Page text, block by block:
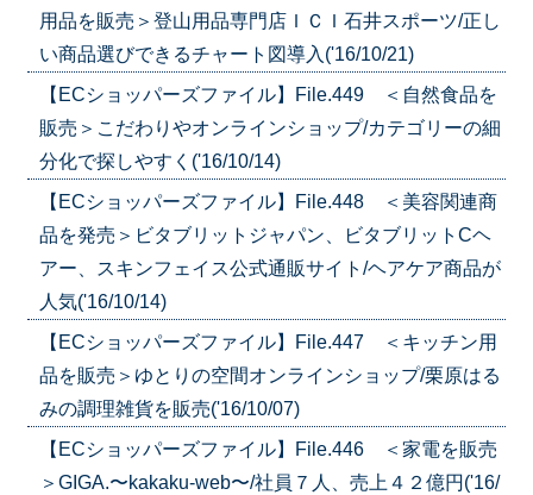
用品を販売＞登山用品専門店ＩＣＩ石井スポーツ/正し
い商品選びできるチャート図導入('16/10/21)
【ECショッパーズファイル】File.449 ＜自然食品を
販売＞こだわりやオンラインショップ/カテゴリーの細
分化で探しやすく('16/10/14)
【ECショッパーズファイル】File.448 ＜美容関連商
品を発売＞ビタブリットジャパン、ビタブリットCヘ
アー、スキンフェイス公式通販サイト/ヘアケア商品が
人気('16/10/14)
【ECショッパーズファイル】File.447 ＜キッチン用
品を販売＞ゆとりの空間オンラインショップ/栗原はる
みの調理雑貨を販売('16/10/07)
【ECショッパーズファイル】File.446 ＜家電を販売
＞GIGA.〜kakaku-web〜/社員７人、売上４２億円('16/